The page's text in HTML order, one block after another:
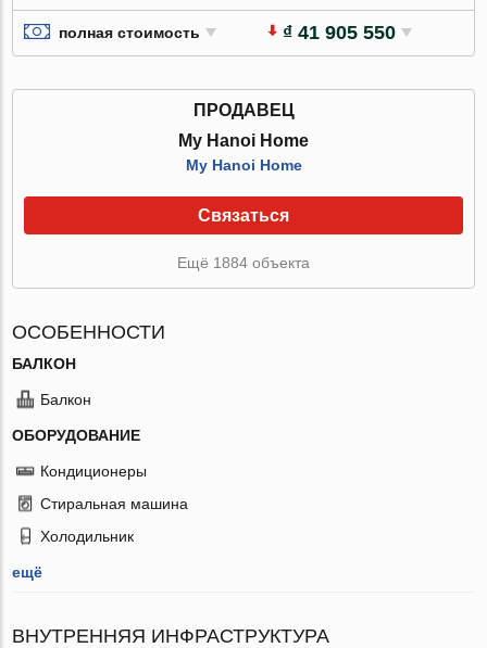
полная стоимость ₫ 41 905 550
ПРОДАВЕЦ
My Hanoi Home
My Hanoi Home
Связаться
Ещё 1884 объекта
ОСОБЕННОСТИ
БАЛКОН
Балкон
ОБОРУДОВАНИЕ
Кондиционеры
Стиральная машина
Холодильник
ещё
ВНУТРЕННЯЯ ИНФРАСТРУКТУРА